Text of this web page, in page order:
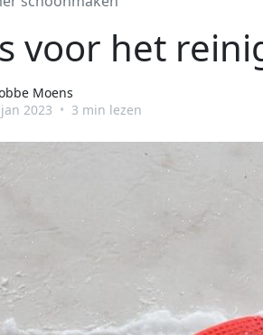
voor het
Moens
2023 • 3 min lezen